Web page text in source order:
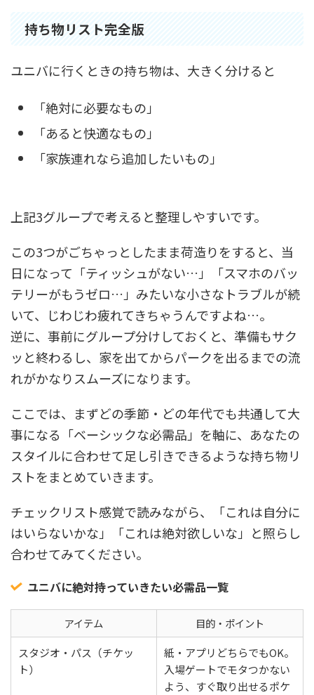
持ち物リスト完全版
ユニバに行くときの持ち物は、大きく分けると
「絶対に必要なもの」
「あると快適なもの」
「家族連れなら追加したいもの」
上記3グループで考えると整理しやすいです。
この3つがごちゃっとしたまま荷造りをすると、当
日になって「ティッシュがない…」「スマホのバッ
テリーがもうゼロ…」みたいな小さなトラブルが続
いて、じわじわ疲れてきちゃうんですよね…。
逆に、事前にグループ分けしておくと、準備もサク
ッと終わるし、家を出てからパークを出るまでの流
れがかなりスムーズになります。
ここでは、まずどの季節・どの年代でも共通して大
事になる「ベーシックな必需品」を軸に、あなたの
スタイルに合わせて足し引きできるような持ち物リ
ストをまとめていきます。
チェックリスト感覚で読みながら、「これは自分に
はいらないかな」「これは絶対欲しいな」と照らし
合わせてみてください。
ユニバに絶対持っていきたい必需品一覧
アイテム
目的・ポイント
スタジオ・パス（チケッ
ト）
紙・アプリどちらでもOK。
入場ゲートでモタつかない
よう、すぐ取り出せるポケ